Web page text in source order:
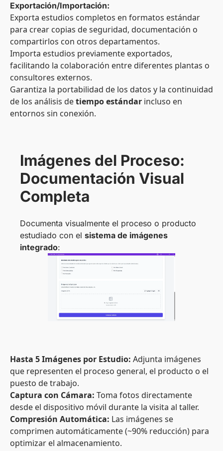
Exportación/Importación:
Exporta estudios completos en formatos estándar
para crear copias de seguridad, documentación o
compartirlos con otros departamentos.
Importa estudios previamente exportados,
facilitando la colaboración entre diferentes plantas o
consultores externos.
Garantiza la portabilidad de los datos y la continuidad
de los análisis detiempo estándar incluso en
entornos sin conexión.
Imágenes del Proceso:
Documentación Visual
Completa
Documenta visualmente el proceso o producto
estudiado con el sistema de imágenes
integrado:
Hasta 5 Imágenes por Estudio: Adjunta imágenes
que representen el proceso general, el producto o el
puesto de trabajo.
Captura con Cámara: Toma fotos directamente
desde el dispositivo móvil durante la visita al taller.
Compresión Automática: Las imágenes se
comprimen automáticamente (~90% reducción) para
optimizar el almacenamiento.